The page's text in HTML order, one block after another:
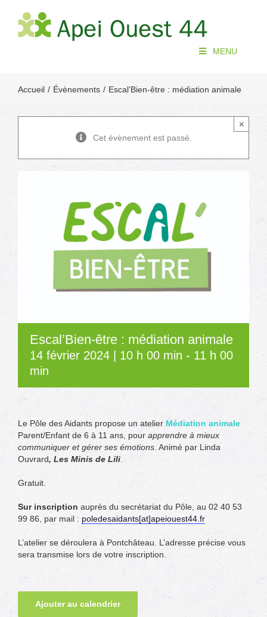
contenu
MENU
Accueil Évènements Escal’Bien-être : médiation animale
Cet évènement est passé.
×
Escal’Bien-être : médiation animale
14 février 2024 | 10 h 00 min - 11 h 00
min
Le Pôle des Aidants propose un atelier Médiation animale
Parent/Enfant de 6 à 11 ans, pour apprendre à mieux
communiquer et gérer ses émotions . Animé par Linda
Ouvrard, Les Minis de Lili
Gratuit.
Sur inscriptionauprès du secrétariat du Pôle, au 02 40 53
99 86, par mail : poledesaidants[at]apeiouest44.fr
L’atelier se déroulera à Pontchâteau. L’adresse précise vous
sera transmise lors de votre inscription.
Ajouter au calendrier